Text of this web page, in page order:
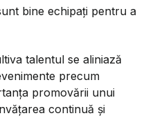
bine echipați pentru a
talentul se aliniază
precum
promovării unui
continuă și